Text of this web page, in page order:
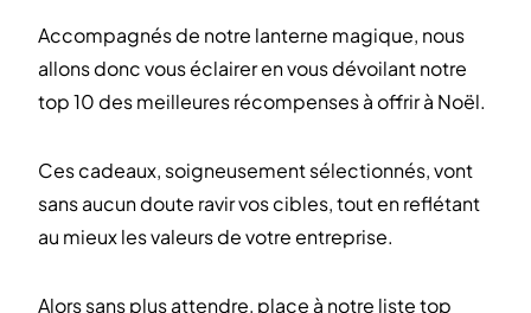
Accompagnés de notre lanterne magique, nous
allons donc vous éclairer en vous dévoilant notre
top 10 des meilleures récompenses à offrir à Noël.
Ces cadeaux, soigneusement sélectionnés, vont
sans aucun doute ravir vos cibles, tout en reflétant
au mieux les valeurs de votre entreprise.
Alors sans plus attendre, place à notre liste top